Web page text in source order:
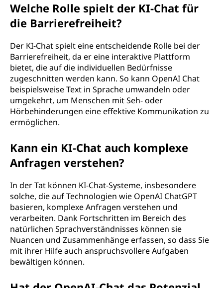
Welche Rolle spielt der KI-Chat für
die Barrierefreiheit?
Der KI-Chat spielt eine entscheidende Rolle bei der
Barrierefreiheit, da er eine interaktive Plattform
bietet, die auf die individuellen Bedürfnisse
zugeschnitten werden kann. So kann OpenAI Chat
beispielsweise Text in Sprache umwandeln oder
umgekehrt, um Menschen mit Seh- oder
Hörbehinderungen eine effektive Kommunikation zu
ermöglichen.
Kann ein KI-Chat auch komplexe
Anfragen verstehen?
In der Tat können KI-Chat-Systeme, insbesondere
solche, die auf Technologien wie OpenAI ChatGPT
basieren, komplexe Anfragen verstehen und
verarbeiten. Dank Fortschritten im Bereich des
natürlichen Sprachverständnisses können sie
Nuancen und Zusammenhänge erfassen, so dass Sie
mit ihrer Hilfe auch anspruchsvollere Aufgaben
bewältigen können.